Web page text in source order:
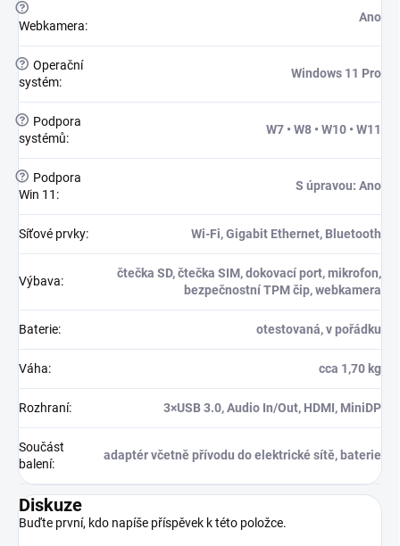
?
Webkamera:
Ano
? Operační
systém:
Windows 11 Pro
?
Podpora
systémů:
W7 • W8 • W10 • W11
?
Podpora
Win 11 :
S úpravou: Ano
Síťové prvky: Wi-Fi, Gigabit Ethernet, Bluetooth
Výbava:
čtečka SD, čtečka SIM, dokovací port, mikrofon,
bezpečnostní TPM čip, webkamera
Baterie: otestovaná, v pořádku
Váha: cca 1,70 kg
Rozhraní: 3×USB 3.0, Audio In/Out, HDMI, MiniDP
Součást
balení:
adaptér včetně přívodu do elektrické sítě, baterie
Diskuze
Buďte první, kdo napíše příspěvek k této položce.